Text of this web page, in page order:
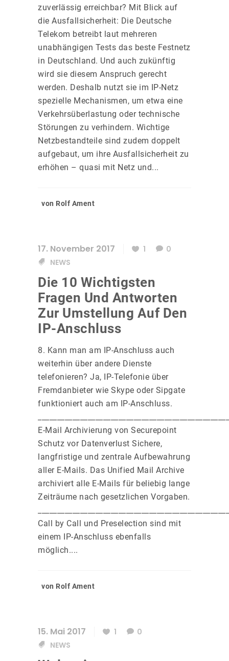
zuverlässig erreichbar? Mit Blick auf
die Ausfallsicherheit: Die Deutsche
Telekom betreibt laut mehreren
unabhängigen Tests das beste Festnetz
in Deutschland. Und auch zukünftig
wird sie diesem Anspruch gerecht
werden. Deshalb nutzt sie im IP-Netz
spezielle Mechanismen, um etwa eine
Verkehrsüberlastung oder technische
Störungen zu verhindern. Wichtige
Netzbestandteile sind zudem doppelt
aufgebaut, um ihre Ausfallsicherheit zu
erhöhen – quasi mit Netz und...
von Rolf Ament
17. November 2017 1
0
NEWS
Die 10 Wichtigsten
Fragen Und Antworten
Zur Umstellung Auf Den
IP-Anschluss
8. Kann man am IP-Anschluss auch
weiterhin über andere Dienste
telefonieren? Ja, IP-Telefonie über
Fremdanbieter wie Skype oder Sipgate
funktioniert auch am IP-Anschluss.
E-Mail Archivierung von Securepoint
Schutz vor Datenverlust Sichere,
langfristige und zentrale Aufbewahrung
aller E-Mails. Das Unified Mail Archive
archiviert alle E-Mails für beliebig lange
Zeiträume nach gesetzlichen Vorgaben.
Call by Call und Preselection sind mit
einem IP-Anschluss ebenfalls
möglich....
von Rolf Ament
15. Mai 2017 1
0
NEWS